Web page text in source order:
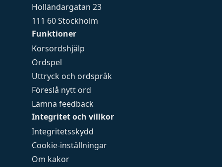
Funktioner
Korsordshjälp
Ordspel
Uttryck och ordspråk
Föreslå nytt ord
Lämna feedback
Integritet och villkor
Integritetsskydd
Cookie-inställningar
Om kakor
Holländargatan 23
111 60 Stockholm